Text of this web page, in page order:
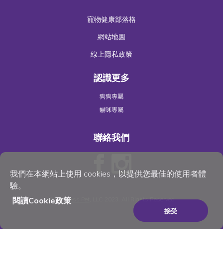
我們在本網站上使用 cookies，以提供您最佳的使用者體
驗。
閱讀Cookie政策
接受
寵物健康部落格
網站地圖
線上隱私政策
認識更多
狗狗專屬
貓咪專屬
聯絡我們
©Wellness Pet , LLC 2023. All Rights Reserved